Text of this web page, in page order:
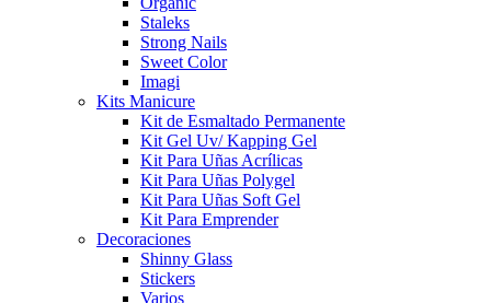
Staleks
Strong Nails
Sweet Color
Imagi
Kits Manicure
Kit de Esmaltado Permanente
Kit Gel Uv/ Kapping Gel
Kit Para Uñas Acrílicas
Kit Para Uñas Polygel
Kit Para Uñas Soft Gel
Kit Para Emprender
Decoraciones
Shinny Glass
Stickers
Varios